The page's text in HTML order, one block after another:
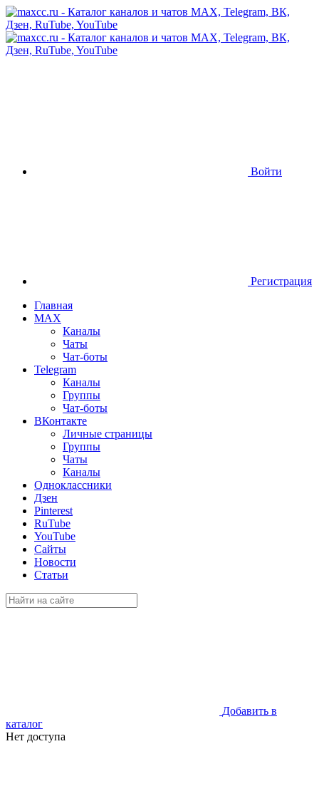
Войти
Регистрация
Главная
MAX
Каналы
Чаты
Чат-боты
Telegram
Каналы
Группы
Чат-боты
ВКонтакте
Личные страницы
Группы
Чаты
Каналы
Одноклассники
Дзен
Pinterest
RuTube
YouTube
Сайты
Новости
Статьи
Добавить в
каталог
Нет доступа